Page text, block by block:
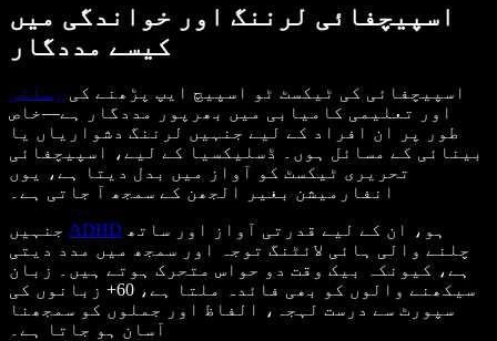
اسپیچفائی لرننگ اور خواندگی میں
کیسے مددگار
اسپیچفائی کی ٹیکسٹ ٹو اسپیچ ایپ پڑھنے کی رسائی
اور تعلیمی کامیابی میں بھرپور مددگار ہے—خاص
طور پر ان افراد کے لیے جنہیں لرننگ دشواریاں یا
بینائی کے مسائل ہوں۔ ڈسلیکسیا کے لیے، اسپیچفائی
تحریری ٹیکسٹ کو آواز میں بدل دیتا ہے، یوں
انفارمیشن بغیر الجھن کے سمجھ آ جاتی ہے۔
ADHD
چلنے والی ہائی لائٹنگ توجہ اور سمجھ میں مدد دیتی
ہے، کیونکہ بیک وقت دو حواس متحرک ہوتے ہیں۔ زبان
سیکھنے والوں کو بھی فائدہ ملتا ہے، 60+ زبانوں کی
سپورٹ سے درست لہجہ، الفاظ اور جملوں کو سمجھنا
آسان ہو جاتا ہے۔